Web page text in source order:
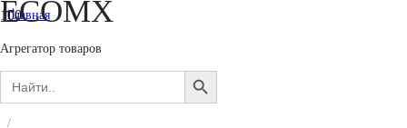
ECOMX
Агрегатор товаров
Search
for:
SEARCH
BUTTON
Главная
Мужчинам
Одежда
Поло
/